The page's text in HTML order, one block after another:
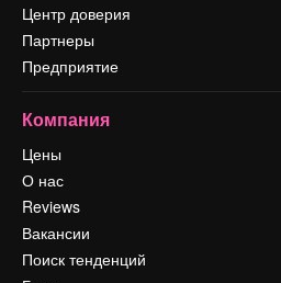
Центр доверия
Партнеры
Предприятие
Компания
Цены
О нас
Reviews
Вакансии
Поиск тенденций